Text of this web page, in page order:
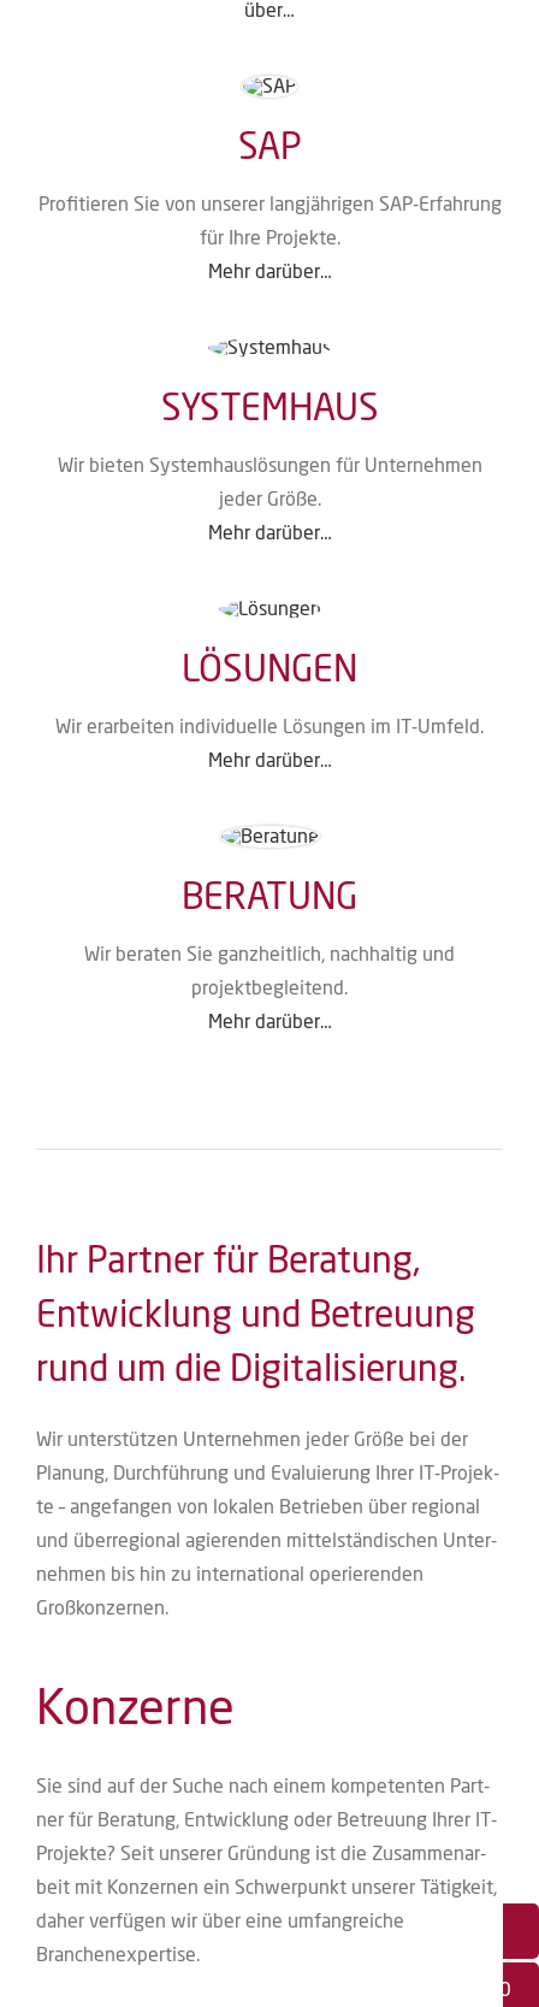
über…
SAP
Pro­fi­tie­ren Sie von unse­rer lang­jäh­ri­gen SAP-Erfah­rung
für Ihre Projekte.
Mehr dar­über…
SYSTEMHAUS
Wir bie­ten Sys­tem­haus­lö­sun­gen für Unter­neh­men
jeder Größe.
Mehr dar­über…
LÖSUNGEN
Wir erar­bei­ten indi­vi­du­el­le Lösun­gen im IT-Umfeld.
Mehr dar­über…
BERATUNG
Wir bera­ten Sie ganz­heit­lich, nach­hal­tig und
projektbegleitend.
Mehr dar­über…
Ihr Partner für Beratung,
Entwicklung und Betreuung
rund um die Digitalisierung.
Wir unter­stüt­zen Unter­neh­men jeder Grö­ße bei der
Pla­nung, Durch­füh­rung und Eva­lu­ie­rung Ihrer IT-Pro­jek­
te – ange­fan­gen von loka­len Betrie­ben über regio­nal
und über­re­gio­nal agie­ren­den mit­tel­stän­di­schen Unter­
neh­men bis hin zu inter­na­tio­nal ope­rie­ren­den
Großkonzernen.
Konzerne
Sie sind auf der Suche nach einem kom­pe­ten­ten Part­
ner für Bera­tung, Ent­wick­lung oder Betreu­ung Ihrer IT-
Pro­jek­te? Seit unse­rer Grün­dung ist die Zusam­men­ar­
beit mit Kon­zer­nen ein Schwer­punkt unse­rer Tätig­keit,
daher ver­fü­gen wir über eine umfang­rei­che
Branchenexpertise.
Newsletter
+49 6203 794-0